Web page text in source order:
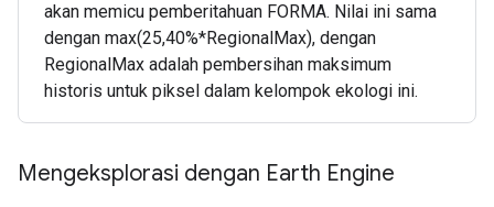
akan memicu pemberitahuan FORMA. Nilai ini sama
dengan max(25,40%*RegionalMax), dengan
RegionalMax adalah pembersihan maksimum
historis untuk piksel dalam kelompok ekologi ini.
Mengeksplorasi dengan Earth Engine